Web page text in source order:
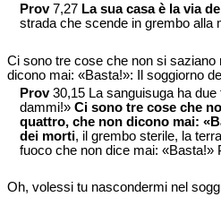
Prov7,27 La sua casa è la via
strada che scende in grembo alla
Ci sono tre cose che non si saziano
dicono mai: «Basta!»: Il soggiorno
Prov30,15 La sanguisuga ha
dammi!» Ci sono tre cose che
quattro, che non dicono mai:
dei morti, il grembo sterile, la
fuoco che non dice mai: «Basta!»
Oh, volessi tu nascondermi nel